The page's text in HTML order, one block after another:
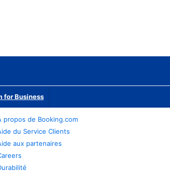
for Business
propos de Booking.com
du Service Clients
aux partenaires